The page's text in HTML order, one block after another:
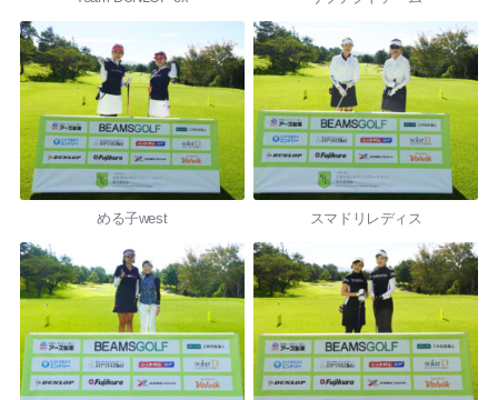
める子west スマドリレディス